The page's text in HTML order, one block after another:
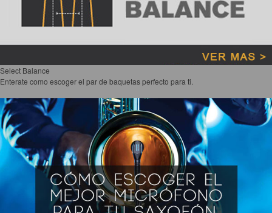
Select Balance
Enterate como escoger el par de baquetas perfecto para ti.